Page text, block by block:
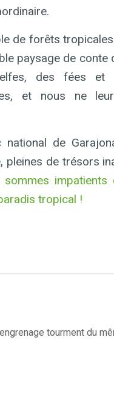
de forêts
paysage de conte
des fées et
et nous ne
de
pleines de trésors
impatients
tropical !
tourment du